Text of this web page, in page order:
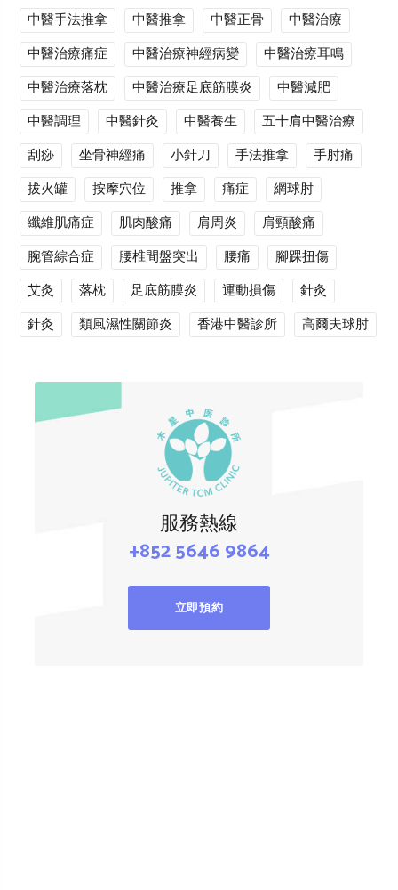
中醫手法推拿 中醫推拿 中醫正骨
中醫治療
中醫治療痛症
中醫治療神經病變
中醫治療耳鳴
中醫治療落枕
中醫治療足底筋膜炎
中醫減肥
中醫調理
中醫針灸 中醫養生
五十肩中醫治療
刮痧
坐骨神經痛 小針刀 手法推拿
手肘痛
拔火罐
按摩穴位 推拿 痛症
網球肘
纖維肌痛症
肌肉酸痛 肩周炎
肩頸酸痛
腕管綜合症
腰椎間盤突出 腰痛
腳踝扭傷
艾灸
落枕 足底筋膜炎 運動損傷
針灸
針灸
類風濕性關節炎 香港中醫診所 高爾夫球肘
服務熱線
+852 5646 9864
立即預約